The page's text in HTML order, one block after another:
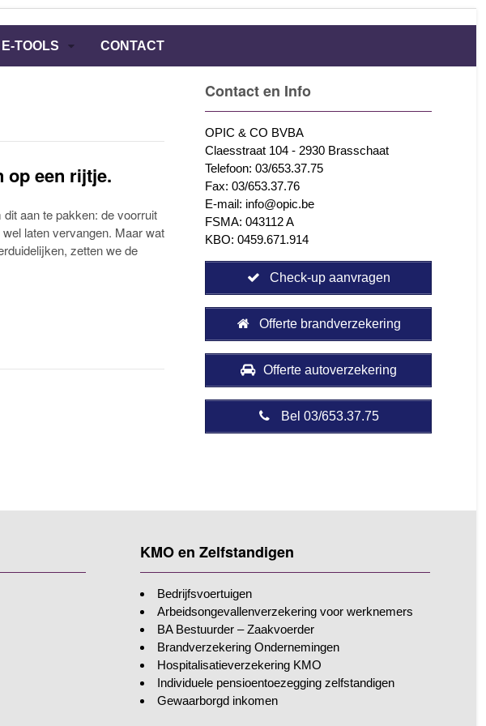
E-TOOLS CONTACT
op een rijtje.
aan te pakken: de voorruit
laten vervangen. Maar wat
zetten we de
Contact en Info
OPIC & CO BVBA
Claesstraat 104 - 2930 Brasschaat
Telefoon: 03/653.37.75
Fax: 03/653.37.76
E-mail: info@opic.be
FSMA: 043112 A
KBO: 0459.671.914
Check-up aanvragen
Offerte brandverzekering
Offerte autoverzekering
Bel 03/653.37.75
KMO en Zelfstandigen
Bedrijfsvoertuigen
Arbeidsongevallenverzekering voor werknemers
BA Bestuurder – Zaakvoerder
Brandverzekering Ondernemingen
Hospitalisatieverzekering KMO
Individuele pensioentoezegging zelfstandigen
Gewaarborgd inkomen